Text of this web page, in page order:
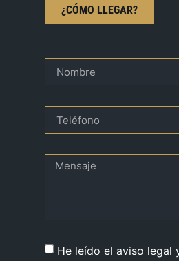
¿CÓMO LLEGAR?
He leído el aviso legal